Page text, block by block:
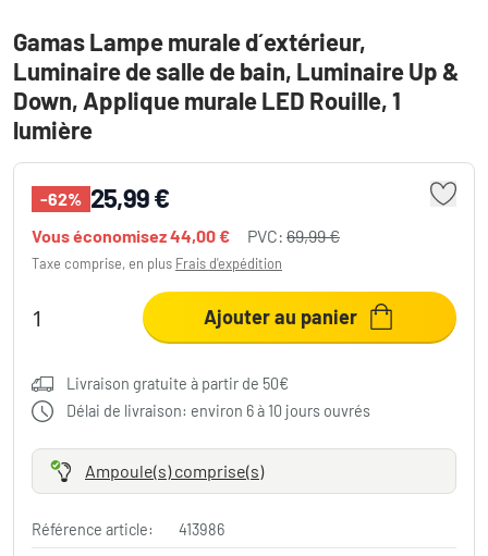
Gamas Lampe murale d´extérieur,
Luminaire de salle de bain, Luminaire Up &
Down, Applique murale LED Rouille, 1
lumière
-62% 25,99 €
Vous économisez44,00 € PVC: 69,99 €
Taxe comprise, en plus Frais d'expédition
Ajouter au panier
Livraison gratuite à partir de 50€
Délai de livraison: environ 6 à 10 jours ouvrés
Ampoule(s) comprise(s)
Référence article:
413986